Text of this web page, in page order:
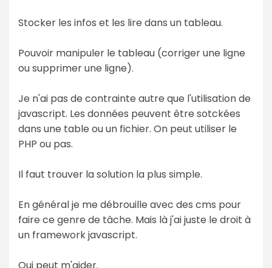
Stocker les infos et les lire dans un tableau.
Pouvoir manipuler le tableau (corriger une ligne
ou supprimer une ligne).
Je n'ai pas de contrainte autre que l'utilisation de
javascript. Les données peuvent être sotckées
dans une table ou un fichier. On peut utiliser le
PHP ou pas.
Il faut trouver la solution la plus simple.
En général je me débrouille avec des cms pour
faire ce genre de tâche. Mais là j'ai juste le droit à
un framework javascript.
Qui peut m'aider.